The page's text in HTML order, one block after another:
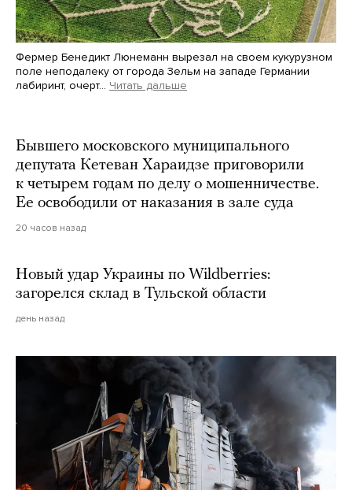
Фермер Бенедикт Люнеманн вырезал на своем кукурузном
поле неподалеку от города Зельм на западе Германии
лабиринт, очерт… Читать дальше
Бывшего московского муниципального
депутата Кетеван Хараидзе приговорили
к четырем годам по делу о мошенничестве.
Ее освободили от наказания в зале суда
20 часов назад
Новый удар Украины по Wildberries:
загорелся склад в Тульской области
день назад